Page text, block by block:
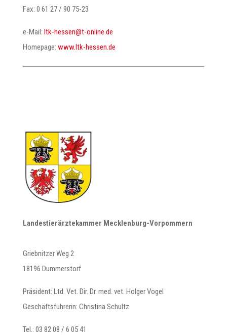
Fax: 0 61 27 / 90 75-23
e-Mail: ed.enilno-t
@nesseh-ktl
Homepage: www.ltk-hessen.de
Landestierärztekammer Mecklenburg-Vorpommern
Griebnitzer Weg 2
18196 Dummerstorf
Präsident: Ltd. Vet. Dir. Dr. med. vet. Holger Vogel
Geschäftsführerin: Christina Schultz
Tel.: 03 82 08 / 6 05 41